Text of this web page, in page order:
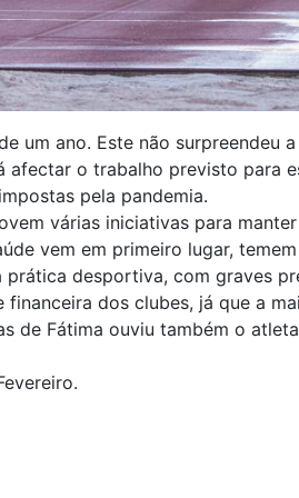
um ano. Este não surpreendeu
afectar o trabalho previsto para
pela pandemia.
várias iniciativas para
vem em primeiro lugar,
desportiva, com graves
dos clubes, já que a
de Fátima ouviu também o